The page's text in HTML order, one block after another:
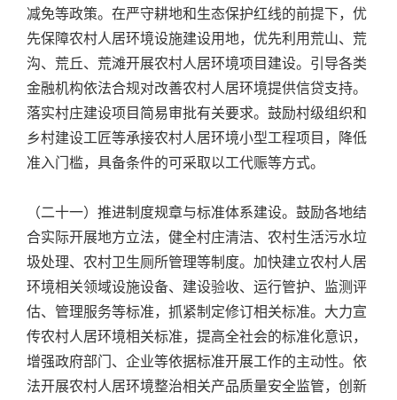
减免等政策。在严守耕地和生态保护红线的前提下，优
先保障农村人居环境设施建设用地，优先利用荒山、荒
沟、荒丘、荒滩开展农村人居环境项目建设。引导各类
金融机构依法合规对改善农村人居环境提供信贷支持。
落实村庄建设项目简易审批有关要求。鼓励村级组织和
乡村建设工匠等承接农村人居环境小型工程项目，降低
准入门槛，具备条件的可采取以工代赈等方式。
（二十一）推进制度规章与标准体系建设。鼓励各地结
合实际开展地方立法，健全村庄清洁、农村生活污水垃
圾处理、农村卫生厕所管理等制度。加快建立农村人居
环境相关领域设施设备、建设验收、运行管护、监测评
估、管理服务等标准，抓紧制定修订相关标准。大力宣
传农村人居环境相关标准，提高全社会的标准化意识，
增强政府部门、企业等依据标准开展工作的主动性。依
法开展农村人居环境整治相关产品质量安全监管，创新